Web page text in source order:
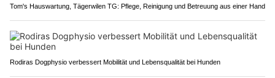
Tom's Hauswartung, Tägerwilen TG: Pflege, Reinigung und Betreuung aus einer Hand
Rodiras Dogphysio verbessert Mobilität und Lebensqualität bei Hunden